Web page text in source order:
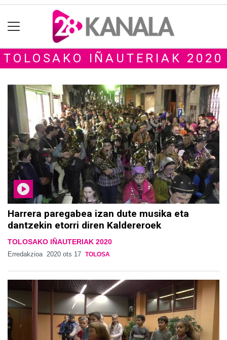
TOLOSAKO IÑAUTERIAK 2020
Harrera paregabea izan dute musika eta
dantzekin etorri diren Kaldereroek
TOLOSAKO IÑAUTERIAK 2020
Erredakzioa 2020 ots 17 TOLOSA